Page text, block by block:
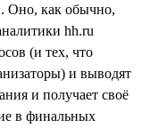
Оно, как обычно,
hh.ru
(и тех, что
и выводят
и получает своё
в финальных